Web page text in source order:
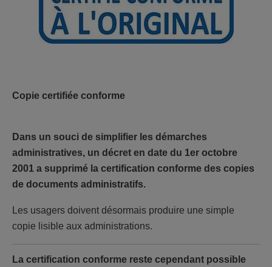
Copie certifiée conforme
Dans un souci de simplifier les démarches
administratives, un décret en date du 1er octobre
2001 a supprimé la certification conforme des copies
de documents administratifs.
Les usagers doivent désormais produire une simple
copie lisible aux administrations.
La certification conforme reste cependant possible